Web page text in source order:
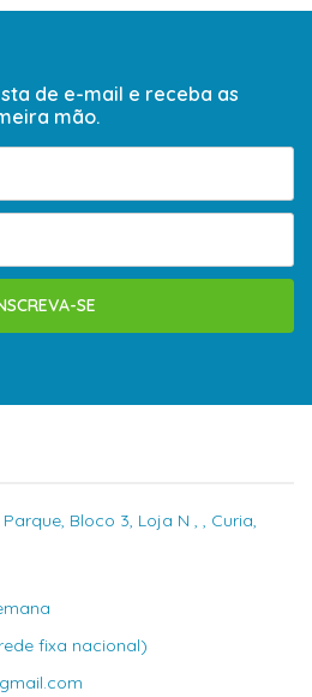
de e-mail e receba as
mão.
SE
Bloco 3, Loja N , , Curia,
rede fixa nacional)